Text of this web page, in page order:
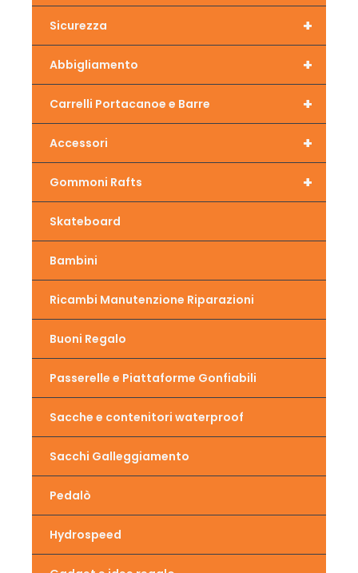
+
Sicurezza
+
Abbigliamento
+
Carrelli Portacanoe e Barre
+
Accessori
+
Gommoni Rafts
Skateboard
Bambini
Ricambi Manutenzione Riparazioni
Buoni Regalo
Passerelle e Piattaforme Gonfiabili
Sacche e contenitori waterproof
Sacchi Galleggiamento
Pedalò
Hydrospeed